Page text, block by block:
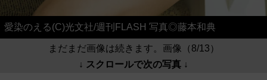
愛染のえる(C)光文社/週刊FLASH 写真◎藤本和典
まだまだ画像は続きます。画像（8/13）
↓ スクロールで次の写真 ↓